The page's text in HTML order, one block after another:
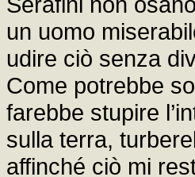
un uomo
udire ciò senza
Come potrebbe
farebbe stupire
sulla terra,
affinché ciò mi